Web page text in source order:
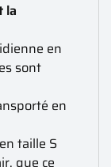
la
en
sont
en
taille S
que ce